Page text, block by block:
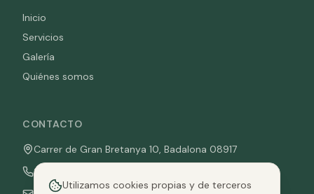
Inicio
Servicios
Galería
Quiénes somos
CONTACTO
Carrer de Gran Bretanya 10, Badalona 08917
936 763 804
Utilizamos cookies propias y de terceros